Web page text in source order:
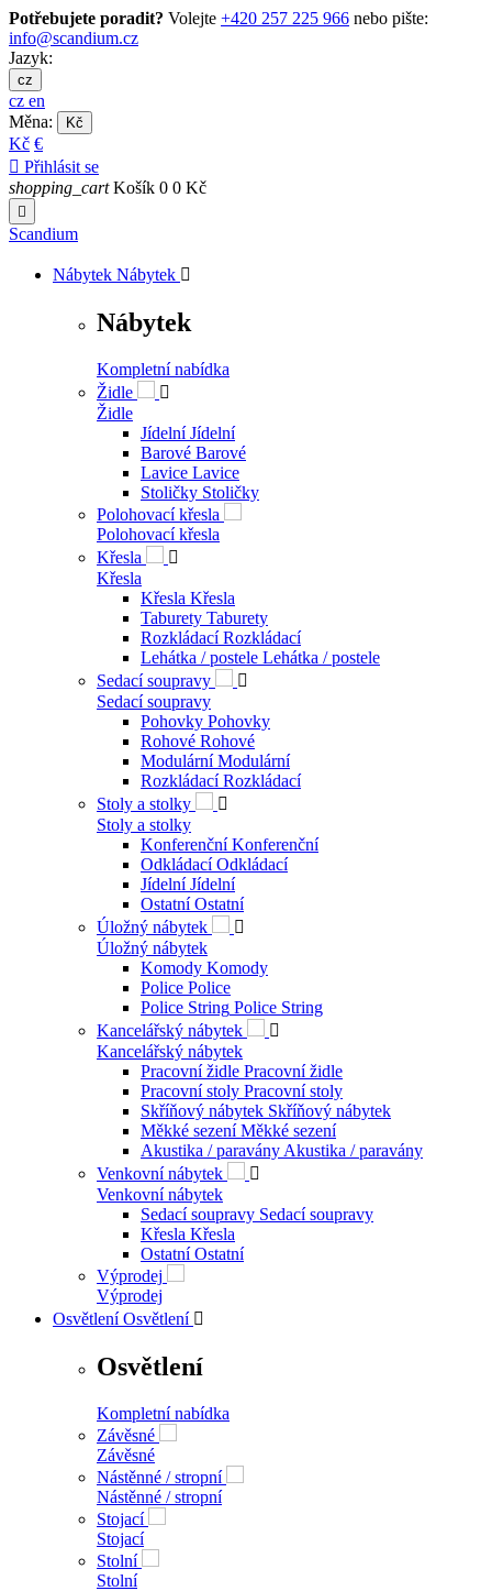
Potřebujete poradit? Volejte +420 257 225 966 nebo pište:
info@scandium.cz
Jazyk:
cz
cz en
Měna:
Kč
Kč €
 Přihlásit se
shopping_cart Košík 0 0 Kč

Scandium
Nábytek Nábytek 
Nábytek
Kompletní nabídka
Židle

Židle
Jídelní Jídelní
Barové Barové
Lavice Lavice
Stoličky Stoličky
Polohovací křesla
Polohovací křesla
Křesla

Křesla
Křesla Křesla
Taburety Taburety
Rozkládací Rozkládací
Lehátka / postele Lehátka / postele
Sedací soupravy

Sedací soupravy
Pohovky Pohovky
Rohové Rohové
Modulární Modulární
Rozkládací Rozkládací
Stoly a stolky

Stoly a stolky
Konferenční Konferenční
Odkládací Odkládací
Jídelní Jídelní
Ostatní Ostatní
Úložný nábytek

Úložný nábytek
Komody Komody
Police Police
Police String Police String
Kancelářský nábytek

Kancelářský nábytek
Pracovní židle Pracovní židle
Pracovní stoly Pracovní stoly
Skříňový nábytek Skříňový nábytek
Měkké sezení Měkké sezení
Akustika / paravány Akustika / paravány
Venkovní nábytek

Venkovní nábytek
Sedací soupravy Sedací soupravy
Křesla Křesla
Ostatní Ostatní
Výprodej
Výprodej
Osvětlení Osvětlení 
Osvětlení
Kompletní nabídka
Závěsné
Závěsné
Nástěnné / stropní
Nástěnné / stropní
Stojací
Stojací
Stolní
Stolní